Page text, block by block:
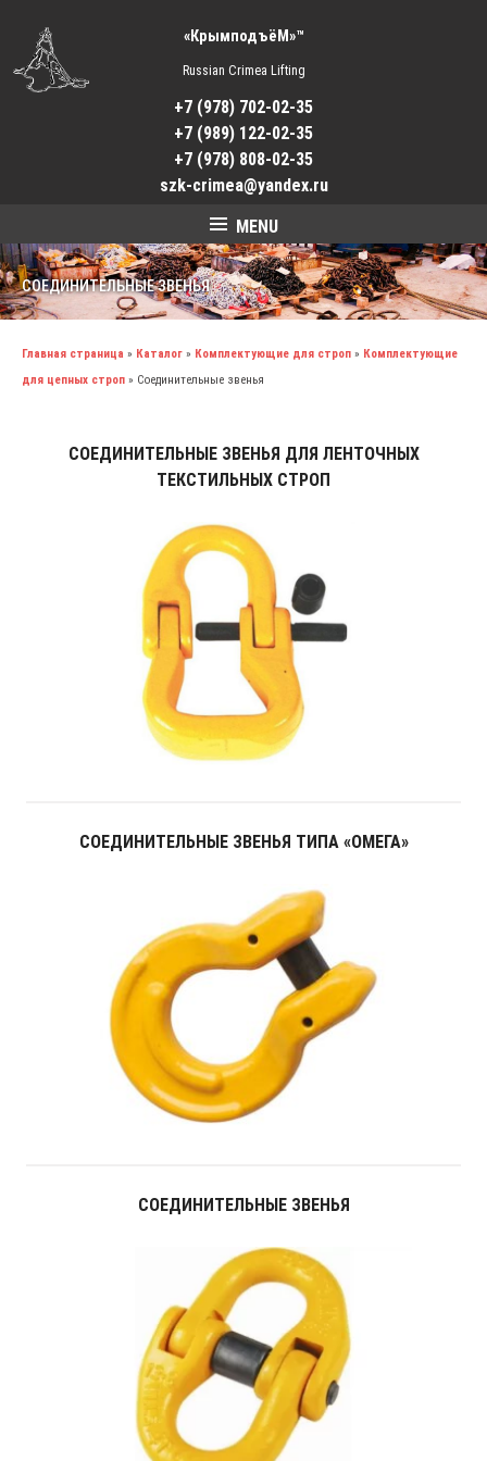
«КрымподъёМ»™
Russian Crimea Lifting
+7 (978) 702-02-35
+7 (989) 122-02-35
+7 (978) 808-02-35
szk-crimea@yandex.ru
MENU
СОЕДИНИТЕЛЬНЫЕ ЗВЕНЬЯ
Главная страница » Каталог » Комплектующие для строп » Комплектующие
для цепных строп » Соединительные звенья
СОЕДИНИТЕЛЬНЫЕ ЗВЕНЬЯ ДЛЯ ЛЕНТОЧНЫХ
ТЕКСТИЛЬНЫХ СТРОП
СОЕДИНИТЕЛЬНЫЕ ЗВЕНЬЯ ТИПА «ОМЕГА»
СОЕДИНИТЕЛЬНЫЕ ЗВЕНЬЯ